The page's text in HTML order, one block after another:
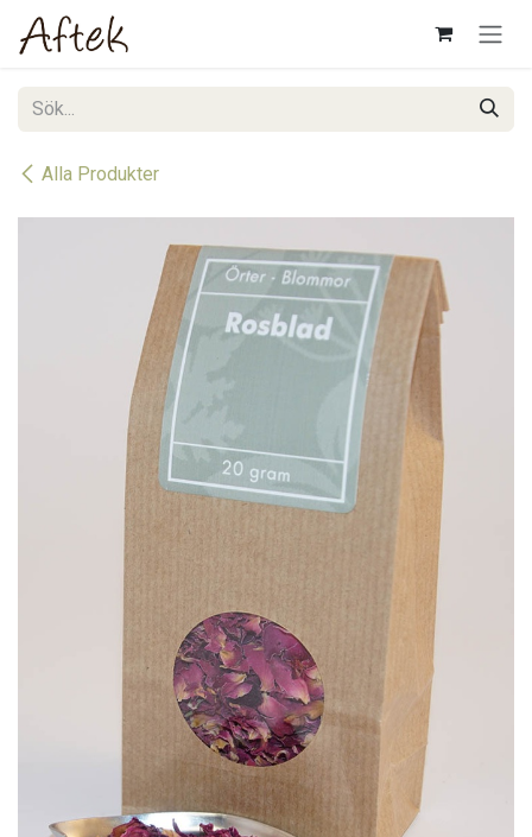
Hoppa till innehåll
Alla Produkter